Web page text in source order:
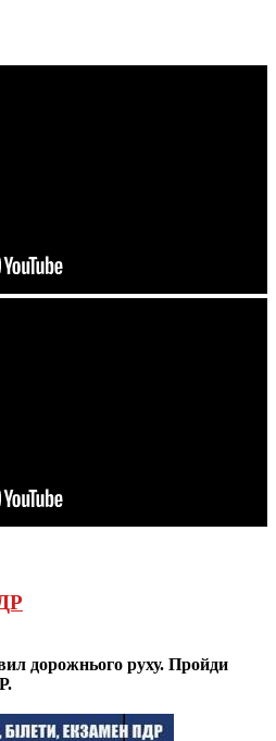
дорожнього руху. Пройди